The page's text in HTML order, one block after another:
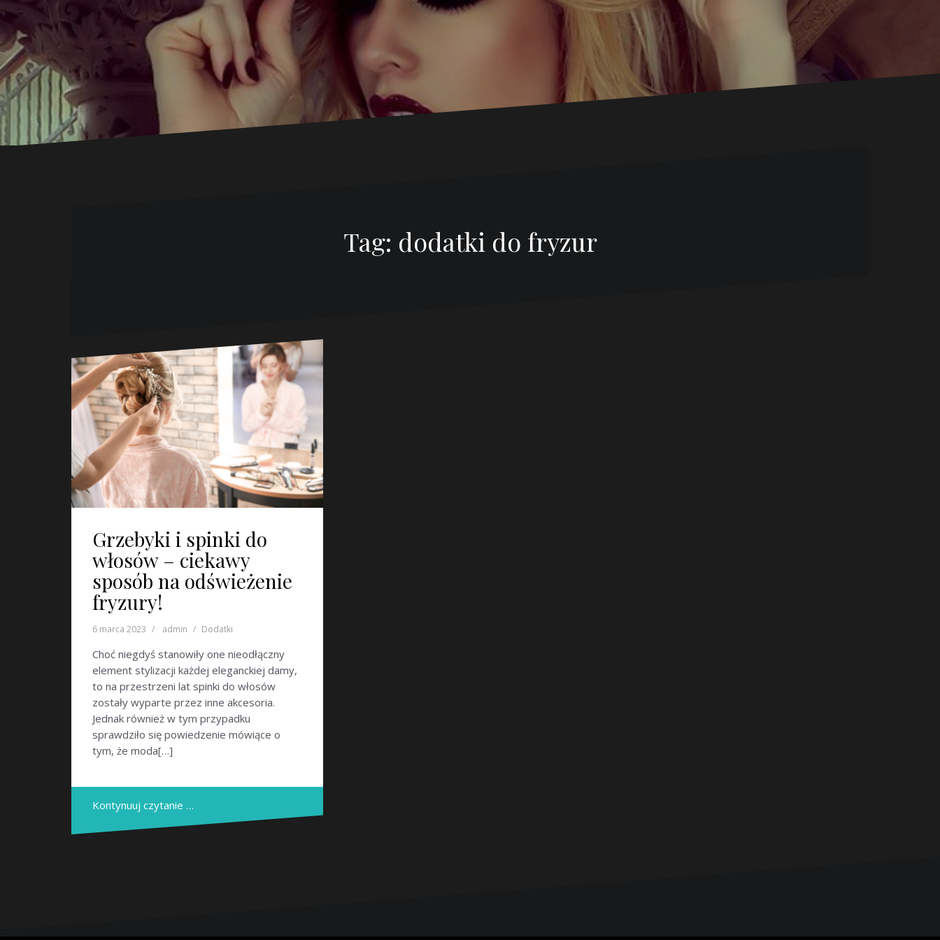
Tag: dodatki do fryzur
Grzebyki i spinki do
włosów – ciekawy
sposób na odświeżenie
fryzury!
6 marca 2023 admin Dodatki
Choć niegdyś stanowiły one nieodłączny
element stylizacji każdej eleganckiej damy,
to na przestrzeni lat spinki do włosów
zostały wyparte przez inne akcesoria.
Jednak również w tym przypadku
sprawdziło się powiedzenie mówiące o
tym, że moda[…]
Kontynuuj czytanie …